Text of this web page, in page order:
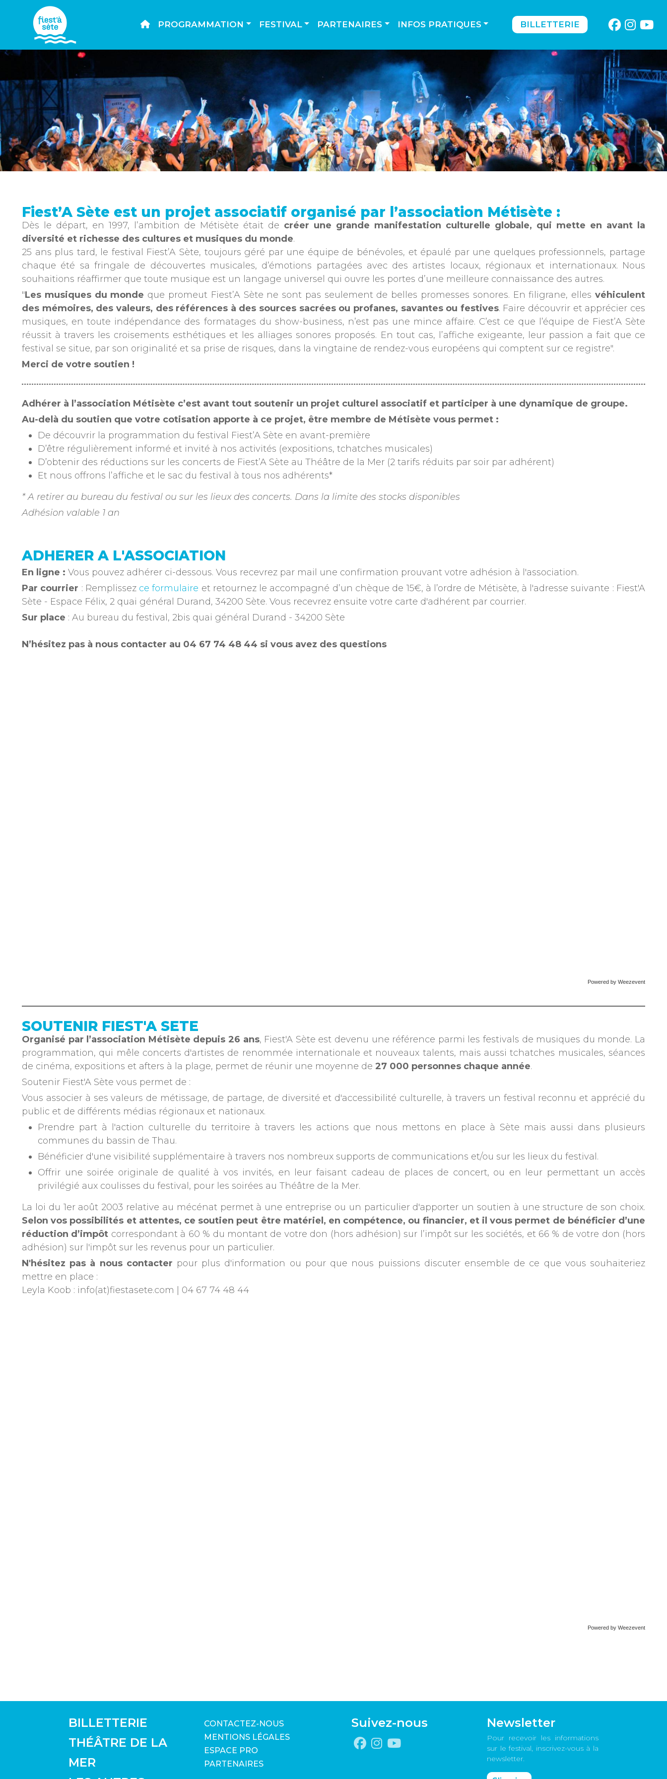
PROGRAMMATION FESTIVAL PARTENAIRES INFOS PRATIQUES BILLETTERIE
Fiest’A Sète est un projet associatif organisé par l’association Métisète :
Dès le départ, en 1997, l’ambition de Métisète était de créer une grande manifestation culturelle globale, qui mette en avant la
diversité et richesse des cultures et musiques du monde.
25 ans plus tard, le festival Fiest’A Sète, toujours géré par une équipe de bénévoles, et épaulé par une quelques professionnels, partage
chaque été sa fringale de découvertes musicales, d’émotions partagées avec des artistes locaux, régionaux et internationaux. Nous
souhaitions réaffirmer que toute musique est un langage universel qui ouvre les portes d’une meilleure connaissance des autres.
"Les musiques du monde que promeut Fiest’A Sète ne sont pas seulement de belles promesses sonores. En filigrane, ellesvéhiculent
des mémoires, des valeurs, des références à des sources sacrées ou profanes, savantes ou festives. Faire découvrir et apprécier ces
musiques, en toute indépendance des formatages du show-business, n’est pas une mince affaire. C’est ce que l’équipe de Fiest’A Sète
réussit à travers les croisements esthétiques et les alliages sonores proposés. En tout cas, l’affiche exigeante, leur passion a fait que ce
festival se situe, par son originalité et sa prise de risques, dans la vingtaine de rendez-vous européens qui comptent sur ce registre".
Merci de votre soutien !
Adhérer à l’association Métisète c’est avant tout soutenir un projet culturel associatif et participer à une dynamique de groupe.
Au-delà du soutien que votre cotisation apporte à ce projet, être membre de Métisète vous permet :
De découvrir la programmation du festival Fiest’A Sète en avant-première
D’être régulièrement informé et invité à nos activités (expositions, tchatches musicales)
D’obtenir des réductions sur les concerts de Fiest’A Sète au Théâtre de la Mer (2 tarifs réduits par soir par adhérent)
Et nous offrons l’affiche et le sac du festival à tous nos adhérents*
* A retirer au bureau du festival ou sur les lieux des concerts. Dans la limite des stocks disponibles
Adhésion valable 1 an
ADHERER A L'ASSOCIATION
En ligne : Vous pouvez adhérer ci-dessous. Vous recevrez par mail une confirmation prouvant votre adhésion à l'association.
Par courrier : Remplissez ce formulaire et retournez le accompagné d’un chèque de 15€, à l’ordre de Métisète, à l'adresse suivante : Fiest'A
Sète - Espace Félix, 2 quai général Durand, 34200 Sète. Vous recevrez ensuite votre carte d'adhérent par courrier.
Sur place : Au bureau du festival, 2bis quai général Durand - 34200 Sète
N’hésitez pas à nous contacter au 04 67 74 48 44 si vous avez des questions
SOUTENIR FIEST'A SETE
Organisé par l’association Métisète depuis 26 ans, Fiest'A Sète est devenu une référence parmi les festivals de musiques du monde. La
programmation, qui mêle concerts d'artistes de renommée internationale et nouveaux talents, mais aussi tchatches musicales, séances
de cinéma, expositions et afters à la plage, permet de réunir une moyenne de
Soutenir Fiest'A Sète vous permet de :
Vous associer à ses valeurs de métissage, de partage, de diversité et d'accessibilité culturelle, à travers un festival reconnu et apprécié du
public et de différents médias régionaux et nationaux.
Prendre part à l'action culturelle du territoire à travers les actions que nous mettons en place à Sète mais aussi dans plusieurs
communes du bassin de Thau.
Bénéficier d'une visibilité supplémentaire à travers nos nombreux supports de communications et/ou sur les lieux du festival.
Offrir une soirée originale de qualité à vos invités, en leur faisant cadeau de places de concert, ou en leur permettant un accès
La loi du 1er août 2003 relative au mécénat permet à une entreprise ou un particulier d'apporter un soutien à une structure de son choix.
Selon vos possibilités et attentes, ce soutien peut être matériel, en compétence, ou financier, et il vous permet de bénéficier d’une
réduction d’impôtcorrespondant à 60 % du montant de votre don (hors adhésion) sur l’impôt sur les sociétés, et 66 % de votre don (hors
adhésion) sur l'impôt sur les revenus pour un particulier.
N'hésitez pas à nous contacter
mettre en place :
BILLETTERIE
THÉÂTRE DE LA
CONTACTEZ-NOUS
MENTIONS LÉGALES
Suivez-nous Newsletter
sur le festival, inscrivez-vous à la